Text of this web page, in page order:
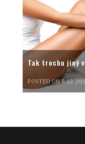
Tak trochu jiný
POSTED ON